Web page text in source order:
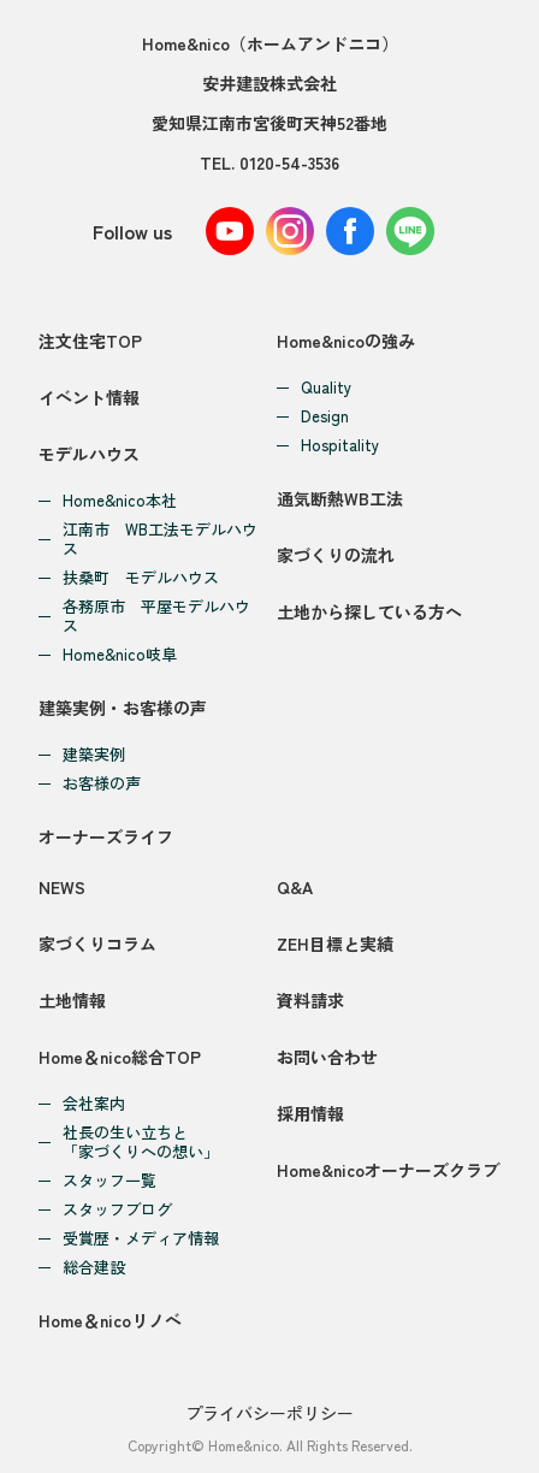
Home&nico（ホームアンドニコ）
安井建設株式会社
愛知県江南市宮後町天神52番地
TEL. 0120-54-3536
Follow us
注文住宅TOP
イベント情報
モデルハウス
Home&nico本社
江南市 WB工法モデルハウ
ス
扶桑町 モデルハウス
各務原市 平屋モデルハウ
ス
Home&nico岐阜
建築実例・お客様の声
建築実例
お客様の声
オーナーズライフ
Home&nicoの強み
Quality
Design
Hospitality
通気断熱WB工法
家づくりの流れ
土地から探している方へ
NEWS
家づくりコラム
土地情報
Home＆nico総合TOP
会社案内
社長の生い立ちと
「家づくりへの想い」
スタッフ一覧
スタッフブログ
受賞歴・メディア情報
総合建設
Home＆nicoリノベ
Q&A
ZEH目標と実績
資料請求
お問い合わせ
採用情報
Home&nicoオーナーズクラブ
プライバシーポリシー
Copyright© Home&nico. All Rights Reserved.